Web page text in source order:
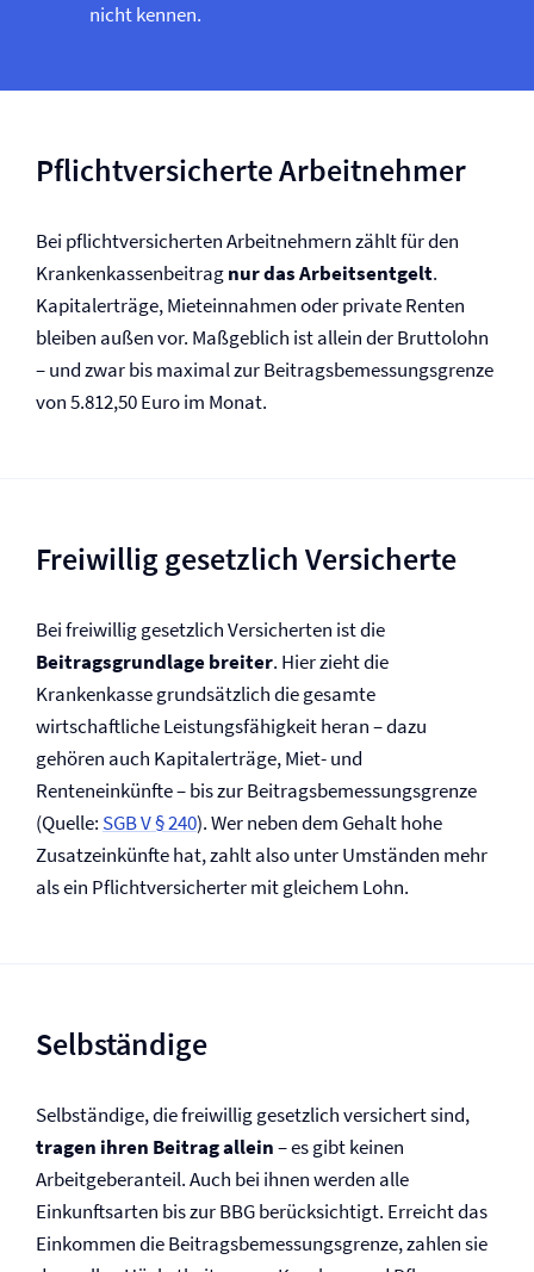
nicht kennen.
Pflichtversicherte Arbeitnehmer
Bei pflichtversicherten Arbeitnehmern zählt für den
Krankenkassenbeitragnur das Arbeitsentgelt.
Kapitalerträge, Mieteinnahmen oder private Renten
bleiben außen vor. Maßgeblich ist allein der Bruttolohn
– und zwar bis maximal zur Beitragsbemessungsgrenze
von 5.812,50 Euro im Monat.
Freiwillig gesetzlich Versicherte
Bei freiwillig gesetzlich Versicherten ist die
Beitragsgrundlage breiter. Hier zieht die
Krankenkasse grundsätzlich die gesamte
wirtschaftliche Leistungsfähigkeit heran – dazu
gehören auch Kapitalerträge, Miet- und
Renteneinkünfte – bis zur Beitragsbemessungsgrenze
(Quelle: SGB V § 240). Wer neben dem Gehalt hohe
Zusatzeinkünfte hat, zahlt also unter Umständen mehr
als ein Pflichtversicherter mit gleichem Lohn.
Selbständige
Selbständige, die freiwillig gesetzlich versichert sind,
tragen ihren Beitrag allein– es gibt keinen
Arbeitgeberanteil. Auch bei ihnen werden alle
Einkunftsarten bis zur BBG berücksichtigt. Erreicht das
Einkommen die Beitragsbemessungsgrenze, zahlen sie